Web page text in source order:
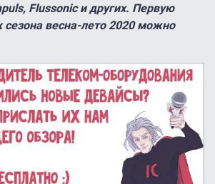
Flussonic и других. Первую
сезона весна-лето 2020 можно